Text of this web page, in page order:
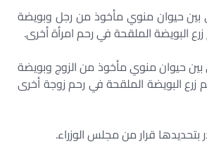
بين حيوان منوي مأخوذ من رجل وبويضة
البويضة الملقحة في رحم امرأة أخرى.
بين حيوان منوي مأخوذ من الزوج وبويضة
زرع البويضة الملقحة في رحم زوجة أخرى